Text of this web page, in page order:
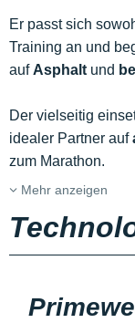
Er passt sich
Training an und
auf Asphalt und
Der vielseitig
idealer Partner auf
zum Marathon.
Mehr anzeigen